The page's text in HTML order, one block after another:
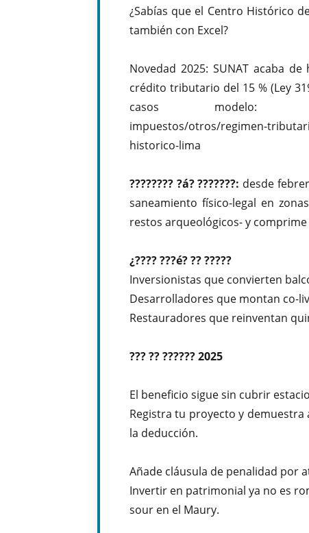
¿Sabías que el Centro Histórico
también con Excel?
Novedad 2025: SUNAT acaba
crédito tributario del 15 % (Ley
casos modelo:
impuestos/otros/regimen-
historico-lima
???????? ?á? ???????: desde
saneamiento físico-legal en
restos arqueológicos- y
¿???? ???é? ?? ?????
Inversionistas que convierten
Desarrolladores que montan co-
Restauradores que reinventan
??? ?? ?????? 2025
El beneficio sigue sin cubrir
Registra tu proyecto y demuestra
la deducción.
Añade cláusula de penalidad por
Invertir en patrimonial ya no es
sour en el Maury.